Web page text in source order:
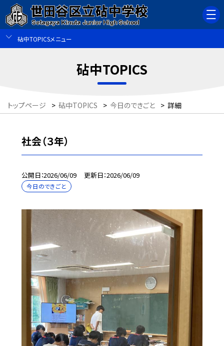
砧中TOPICSメニュー
砧中TOPICS
トップページ > 砧中TOPICS > 今日のできごと > 詳細
社会（３年）
公開日 2026/06/09 更新日 2026/06/09
今日のできごと